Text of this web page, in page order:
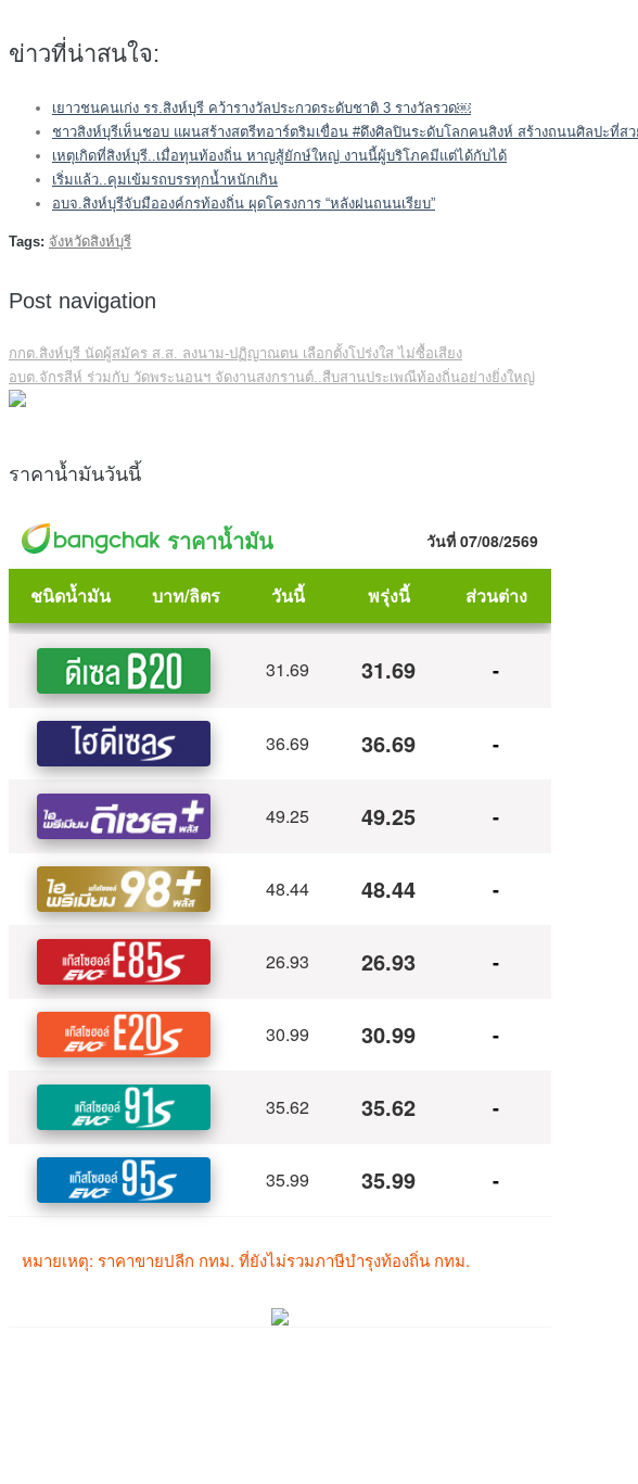
ข่าวที่น่าสนใจ:
เยาวชนคนเก่ง รร.สิงห์บุรี คว้ารางวัลประกวดระดับชาติ 3 รางวัลรวด￼
ชาวสิงห์บุรีเห็นชอบ แผนสร้างสตรีทอาร์ตริมเขื่อน #ดึงศิลปินระดับโลกคนสิงห์ สร้างถนนศิลปะที่
เหตุเกิดที่สิงห์บุรี..เมื่อทุนท้องถิ่น หาญสู้ยักษ์ใหญ่ งานนี้ผู้บริโภคมีแต่ได้กับได้
เริ่มแล้ว..คุมเข้มรถบรรทุกน้ำหนักเกิน
อบจ.สิงห์บุรีจับมือองค์กรท้องถิ่น ผุดโครงการ “หลังฝนถนนเรียบ”
Tags: จังหวัดสิงห์บุรี
Post navigation
กกต.สิงห์บุรี นัดผู้สมัคร ส.ส. ลงนาม-ปฏิญาณตน เลือกตั้งโปร่งใส ไม่ซื้อเสียง
อบต.จักรสีห์ ร่วมกับ วัดพระนอนฯ จัดงานสงกรานต์..สืบสานประเพณีท้องถิ่นอย่างยิ่งใหญ่
ราคาน้ำมันวันนี้